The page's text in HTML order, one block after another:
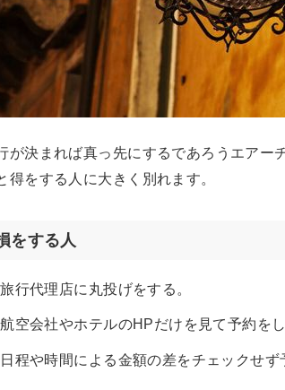
が決まれば真っ先にするであろうエアー
得をする人に大きく別れます。
をする人
旅行代理店に丸投げをする。
航空会社やホテルのHPだけを見て予約をし
日程や時間による金額の差をチェックせず